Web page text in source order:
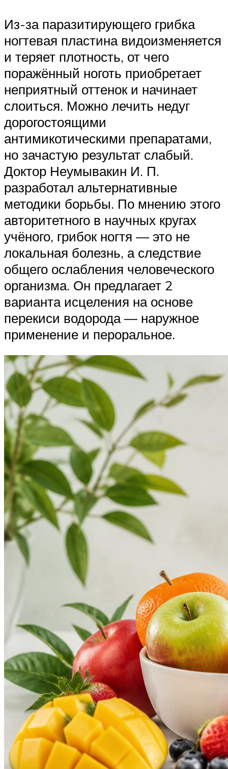
Из-за паразитирующего грибка
ногтевая пластина видоизменяется
и теряет плотность, от чего
поражённый ноготь приобретает
неприятный оттенок и начинает
слоиться. Можно лечить недуг
дорогостоящими
антимикотическими препаратами,
но зачастую результат слабый.
Доктор Неумывакин И. П.
разработал альтернативные
методики борьбы. По мнению этого
авторитетного в научных кругах
учёного, грибок ногтя — это не
локальная болезнь, а следствие
общего ослабления человеческого
организма. Он предлагает 2
варианта исцеления на основе
перекиси водорода — наружное
применение и пероральное.